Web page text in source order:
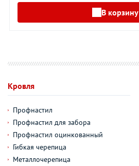
В корзину
Кровля
Профнастил
Профнастил для забора
Профнастил оцинкованный
Гибкая черепица
Металлочерепица